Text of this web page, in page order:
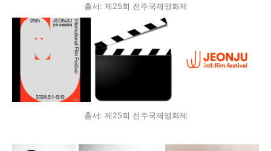
출서: 제25회 전주국제영화제
출서: 제25회 전주국제영화제